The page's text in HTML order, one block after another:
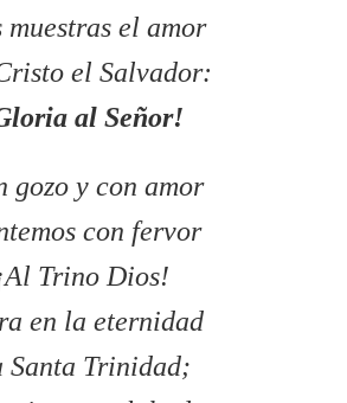
muestras el amor
el Salvador:
al Señor!
gozo y con amor
con fervor
Trino Dios!
en la eternidad
Santa Trinidad;